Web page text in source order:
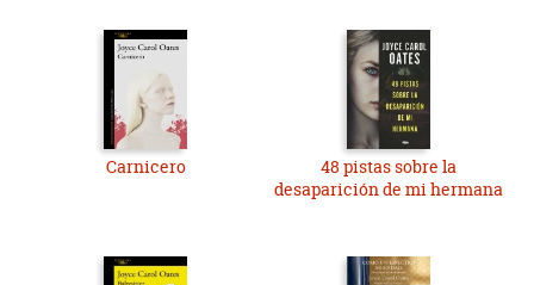
Carnicero
48 pistas sobre la
desaparición de mi hermana